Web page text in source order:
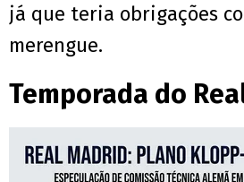
já que teria obrigações
merengue.
Temporada do